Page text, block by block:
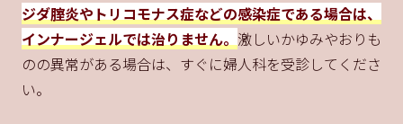
ジダ腟炎やトリコモナス症などの感染症である場合は、
インナージェルでは治りません。 激しいかゆみやおりも
のの異常がある場合は、すぐに婦人科を受診してくださ
い。